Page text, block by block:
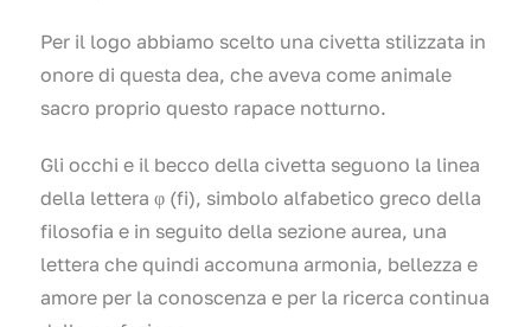
Per il logo abbiamo scelto una civetta stilizzata in
onore di questa dea, che aveva come animale
sacro proprio questo rapace notturno.
Gli occhi e il becco della civetta seguono la linea
della lettera φ (fi), simbolo alfabetico greco della
filosofia e in seguito della sezione aurea, una
lettera che quindi accomuna armonia, bellezza e
amore per la conoscenza e per la ricerca continua